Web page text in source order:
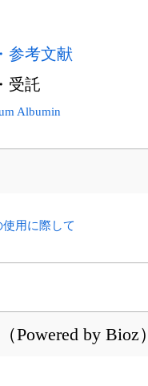
参考文献
受託
Albumin
用に際して
Powered by Bioz）